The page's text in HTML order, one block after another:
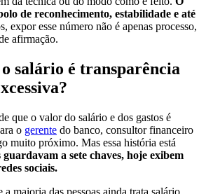
de reconhecimento, estabilidade e até
expor esse número não é apenas processo,
afirmação.
salário é transparência
que o valor do salário e dos gastos é
o gerente do banco, consultor financeiro
muito próximo. Mas essa história está
guardavam a sete chaves, hoje exibem
sociais.
a maioria das pessoas ainda trata salário